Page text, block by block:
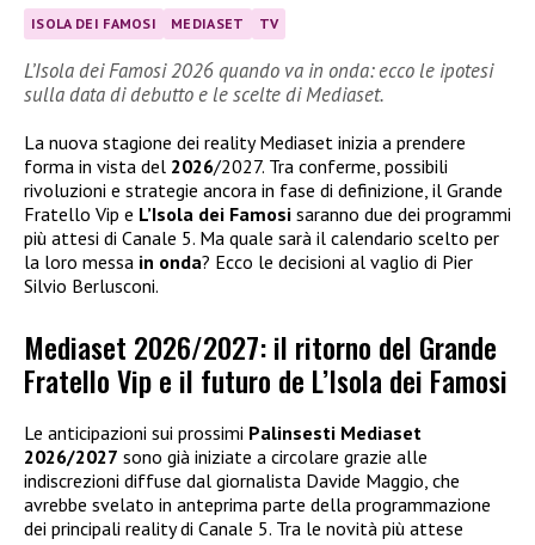
ISOLA DEI FAMOSI MEDIASET TV
L’Isola dei Famosi 2026 quando va in onda: ecco le ipotesi
sulla data di debutto e le scelte di Mediaset.
La nuova stagione dei reality Mediaset inizia a prendere
forma in vista del 2026/2027. Tra conferme, possibili
rivoluzioni e strategie ancora in fase di definizione, il Grande
Fratello Vip e L’Isola dei Famosi saranno due dei programmi
più attesi di Canale 5. Ma quale sarà il calendario scelto per
la loro messa in onda? Ecco le decisioni al vaglio di Pier
Silvio Berlusconi.
Mediaset 2026/2027: il ritorno del Grande
Fratello Vip e il futuro de L’Isola dei Famosi
Le anticipazioni sui prossimi Palinsesti Mediaset
2026/2027 sono già iniziate a circolare grazie alle
indiscrezioni diffuse dal giornalista Davide Maggio, che
avrebbe svelato in anteprima parte della programmazione
dei principali reality di Canale 5. Tra le novità più attese